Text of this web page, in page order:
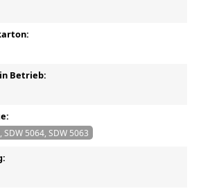
Betrieb:
SDW 5064, SDW 5063